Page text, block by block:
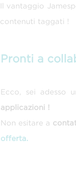
Il vantaggio
contenuti taggati !
Pronti a
Ecco, sei adesso
applicazioni !
Non esitare a
offerta.